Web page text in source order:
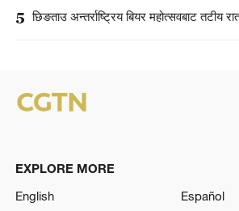
5 छिङताउ अन्तर्राष्ट्रिय बियर महोत्सवबाट तटीय
EXPLORE MORE
English
Español